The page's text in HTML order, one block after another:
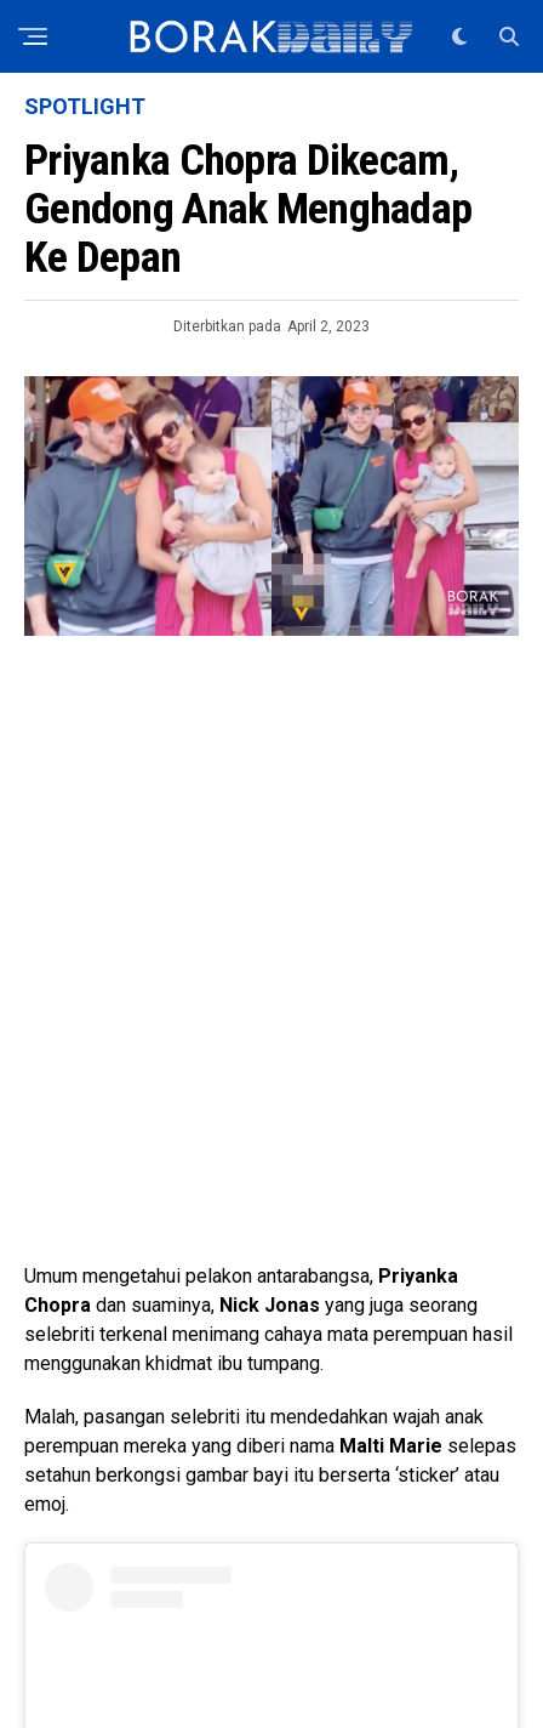
SPOTLIGHT
Priyanka Chopra Dikecam,
Gendong Anak Menghadap
Ke Depan
Diterbitkan pada April 2, 2023
Umum mengetahui pelakon antarabangsa, Priyanka
Chopra dan suaminya, Nick Jonas yang juga seorang
selebriti terkenal menimang cahaya mata perempuan hasil
menggunakan khidmat ibu tumpang.
Malah, pasangan selebriti itu mendedahkan wajah anak
perempuan mereka yang diberi nama Malti Marie selepas
setahun berkongsi gambar bayi itu berserta ‘sticker’ atau
emoj.